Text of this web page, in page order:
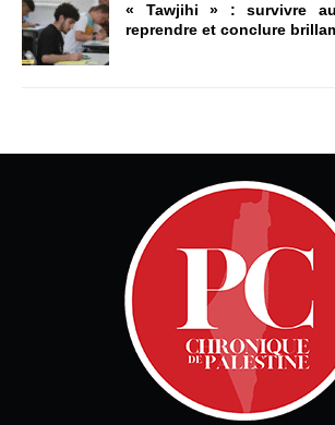
« Tawjihi » : survivre
reprendre et conclure